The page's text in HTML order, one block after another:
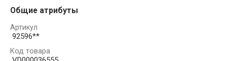
Общие атрибуты
Артикул
92596**
Код товара